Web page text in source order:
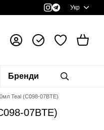
Укр
Бренди
Teal (C098-07BTE)
07BTE)